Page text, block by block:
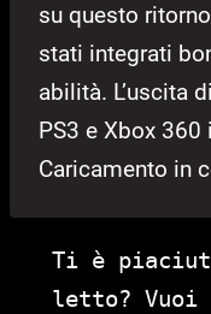
su questo
stati integrati
abilità. L’uscita
PS3 e Xbox 360
Caricamento in
Ti è
letto? Vuoi